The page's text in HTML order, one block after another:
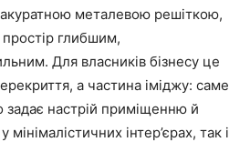
акуратною металевою решіткою,
простір глибшим,
Для власників бізнесу це
а частина іміджу: саме
задає настрій приміщенню й
інтер’єрах, так і